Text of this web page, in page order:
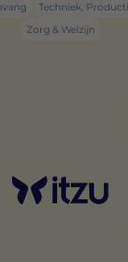
Techniek,
Zorg & Welzijn